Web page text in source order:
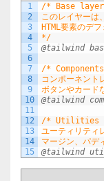
1
2
3
4
5
6
7
8
9
10
11
12
13
14
15
/* Base layer -
このレイヤーは
HTML要素のデ
*/
@tailwind
/* Components
コンポーネント
ボタンやカード
@tailwind
/* Utilities
ユーティリティ
マージン、パデ
@tailwind